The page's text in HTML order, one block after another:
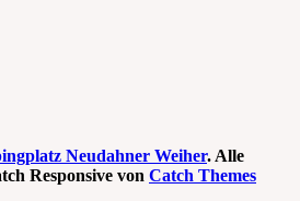
Neudahner Weiher. Alle
Responsive von Catch Themes